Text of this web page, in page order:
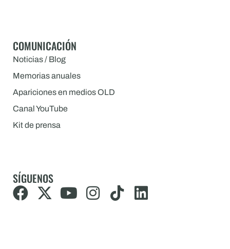
COMUNICACIÓN
Noticias / Blog
Memorias anuales
Apariciones en medios OLD
Canal YouTube
Kit de prensa
SÍGUENOS
F
a
X Y I T
i
L